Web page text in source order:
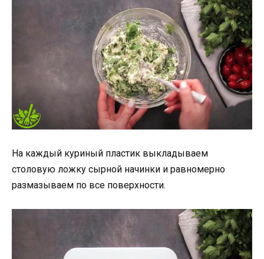
На каждый куриный пластик выкладываем
столовую ложку сырной начинки и равномерно
размазываем по все поверхности.